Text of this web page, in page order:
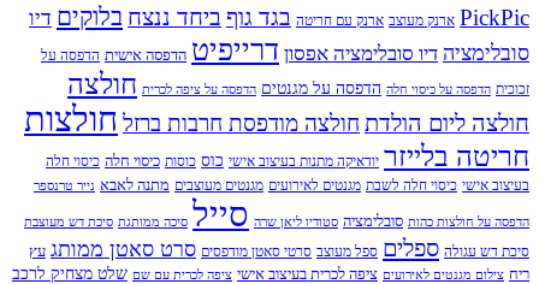
PickPic ארנק מעוצב ארנק עם חריטה בגד גוף ביחד ננצח בלוקים דיו
סובלימציה דיו סובלימציה אפסון דרייפיט הדפסה אישית הדפסה על
זכוכית הדפסה על כיסוי חלה הדפסה על מגנטים הדפסה על ציפה לכרית חולצה
חולצה ליום הולדת חולצה מודפסת חרבות ברזל חולצות
חריטה בלייזר יודאיקה מתנות בעיצוב אישי כוס כוסות כיסוי חלה כיסוי חלה
בעיצוב אישי כיסוי חלה לשבת מגנטים לאירועים מגנטים מעוצבים מתנה לאבא נייר טרנספר
הדפסה על חולצות כהות סובלימציה סטודיו ליאן שרה סייל סיכה ממותגת סיכת דש מעוצבת
סיכת דש עגולה ספלים ספל מעוצב סרטי סאטן מודפסים סרט סאטן ממותג עץ
ריח צילום מגנטים לאירועים ציפה לכרית בעיצוב אישי ציפה לכרית עם שם שלט מצחיק לרכב